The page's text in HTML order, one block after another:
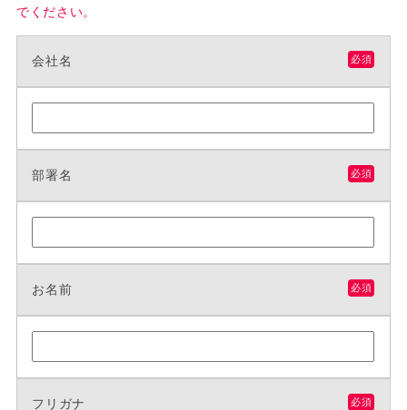
でください。
会社名 必須
部署名 必須
お名前 必須
フリガナ 必須